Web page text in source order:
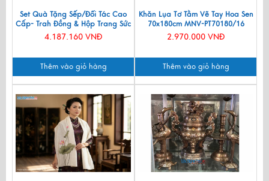
Set Quà Tặng Sếp/Đối Tác Cao
Cấp- Trah Đồng & Hộp Trang Sức
Sơn Mài CBQT004
4.187.160 VNĐ
Thêm vào giỏ hàng
Khăn Lụa Tơ Tằm Vẽ Tay Hoa Sen
70x180cm MNV-PT70180/16
2.970.000 VNĐ
Thêm vào giỏ hàng